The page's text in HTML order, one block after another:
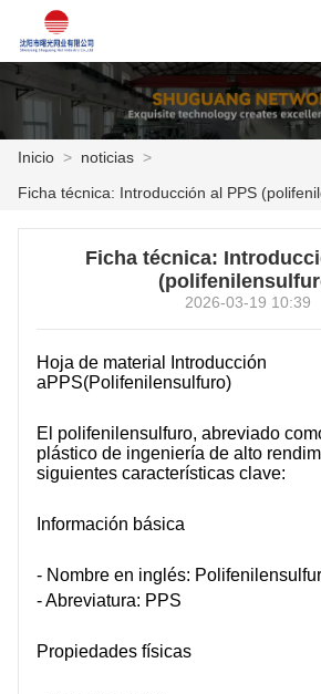
PRODUCTOS
CASO
CONTÁCTENOS
العربية Deutsch English
Inicio > noticias >
Ficha técnica: Introducción al PPS
Ficha técnica:
2026-03-19 10:39
Hoja de material Introducción
aPPS(Polifenilensulfuro)
El polifenilensulfuro, abreviado
plástico de ingeniería de alto
siguientes características clave:
Información básica
- Nombre en inglés:
- Abreviatura: PPS
Propiedades físicas